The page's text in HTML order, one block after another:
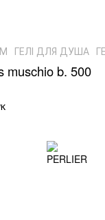
ГЕЛІ ДЛЯ ДУША
muschio b. 500